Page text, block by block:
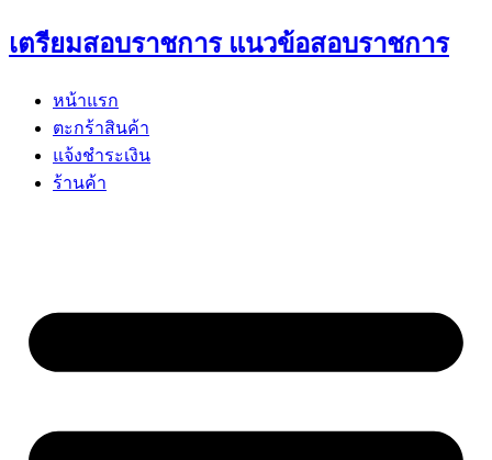
Skip
to
เตรียมสอบราชการ แนวข้อสอบราชการ
หน้าแรก
ตะกร้าสินค้า
แจ้งชำระเงิน
ร้านค้า